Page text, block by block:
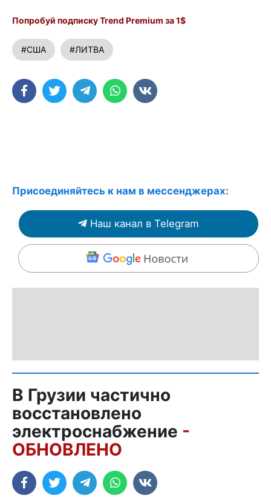
Попробуй подписку Trend Premium за 1$
#США #ЛИТВА
Присоединяйтесь к нам в мессенджерах:
Наш канал в Telegram
В Грузии частично
восстановлено
электроснабжение -
ОБНОВЛЕНО